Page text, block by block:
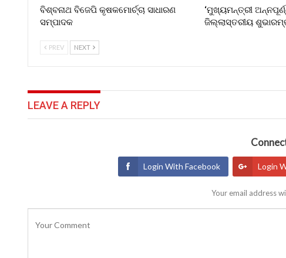
ବିଶ୍ବନାଥ ବିଜେପି କୃଷକମୋର୍ଚ୍ଚା ସାଧାରଣ
ସମ୍ପାଦକ
‘ମୁଖ୍ୟମନ୍ତ୍ରୀ
ଜିଲ୍ଲାସ୍ତରୀୟ
PREV NEXT
LEAVE A REPLY
Login With Facebook Login
Your email address